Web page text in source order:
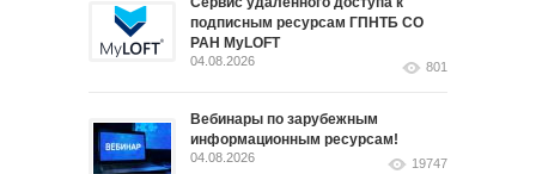
подписным ресурсам ГПНТБ СО
РАН MyLOFT
04.08.2026 801
Вебинары по зарубежным
информационным ресурсам!
04.08.2026 19747